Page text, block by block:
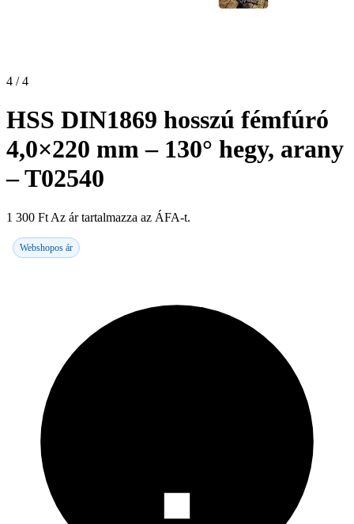
4 / 4
HSS DIN1869 hosszú fémfúró
4,0×220 mm – 130° hegy, arany
– T02540
1 300 Ft Az ár tartalmazza az ÁFA-t.
Webshopos ár